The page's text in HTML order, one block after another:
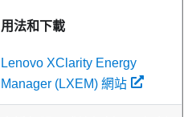
用法和下載
Lenovo XClarity Energy
Manager (LXEM) 網站